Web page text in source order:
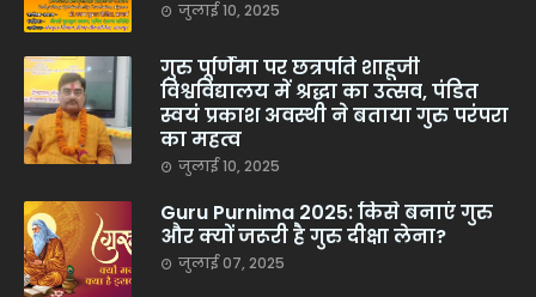
जुलाई 10, 2025
गुरु पूर्णिमा पर छत्रपति शाहूजी
विश्वविद्यालय में श्रद्धा का उत्सव, पंडित
स्वयं प्रकाश अवस्थी ने बताया गुरु परंपरा
का महत्व
जुलाई 10, 2025
Guru Purnima 2025: किसे बनाएं गुरु
और क्यों जरूरी है गुरु दीक्षा लेना?
जुलाई 07, 2025